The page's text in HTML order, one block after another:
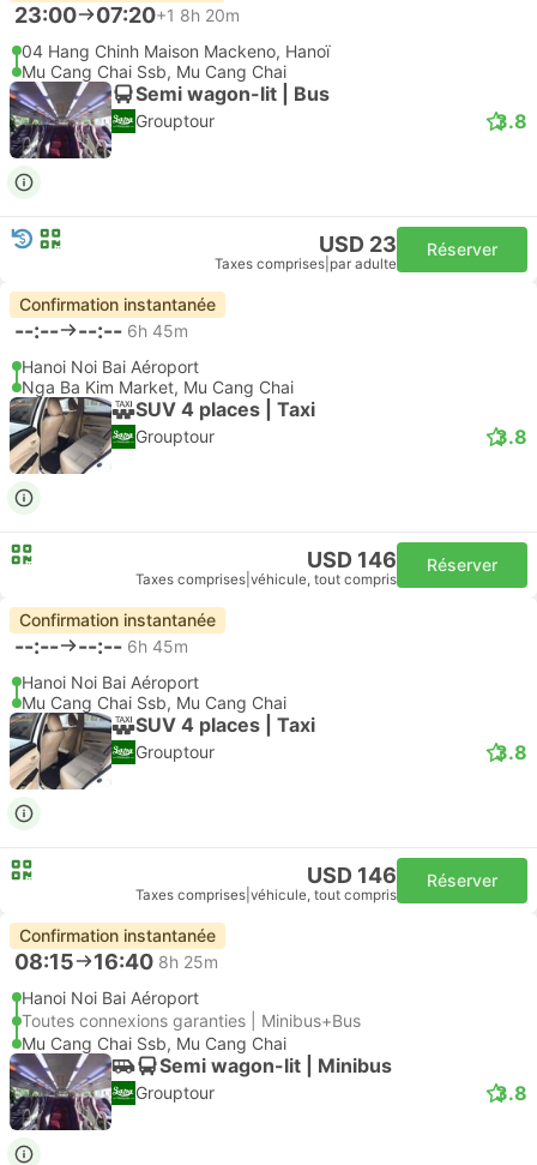
23:00 07:20+1 8h 20m
04 Hang Chinh Maison Mackeno, Hanoï
Mu Cang Chai Ssb, Mu Cang Chai
Semi wagon-lit | Bus
Grouptour 3.8
USD 23
Taxes comprises par adulte
Réserver
Confirmation instantanée
--:-- --:-- 6h 45m
Hanoi Noi Bai Aéroport
Nga Ba Kim Market, Mu Cang Chai
SUV 4 places | Taxi
Grouptour 3.8
USD 146
Taxes comprises véhicule, tout compris
Réserver
Confirmation instantanée
--:-- --:-- 6h 45m
Hanoi Noi Bai Aéroport
Mu Cang Chai Ssb, Mu Cang Chai
SUV 4 places | Taxi
Grouptour 3.8
USD 146
Taxes comprises véhicule, tout compris
Réserver
Confirmation instantanée
08:15 16:40 8h 25m
Hanoi Noi Bai Aéroport
Toutes connexions garanties | Minibus+Bus
Mu Cang Chai Ssb, Mu Cang Chai
Semi wagon-lit | Minibus
Grouptour 3.8